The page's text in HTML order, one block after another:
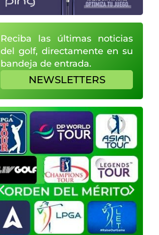
Reciba las últimas noticias
del golf, directamente en su
bandeja de entrada.
NEWSLETTERS